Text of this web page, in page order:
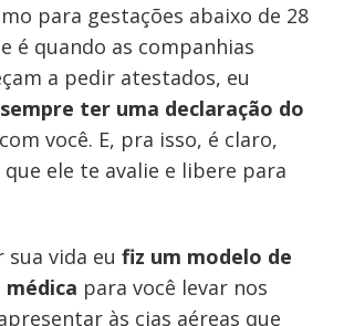
para gestações abaixo de 28
é quando as companhias
a pedir atestados, eu
ter uma declaração do
com você. E, pra isso, é claro,
ele te avalie e libere para
vida eu fiz um modelo de
para você levar nos
às cias aéreas que